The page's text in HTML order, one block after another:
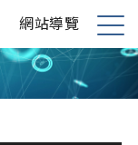
網站導覽
展
單